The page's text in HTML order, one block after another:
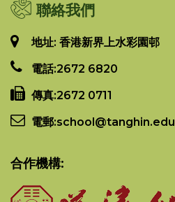
聯絡我們
地址: 香港新界上水彩園邨
電話:2672 6820
傳真:2672 0711
電郵:
合作機構: